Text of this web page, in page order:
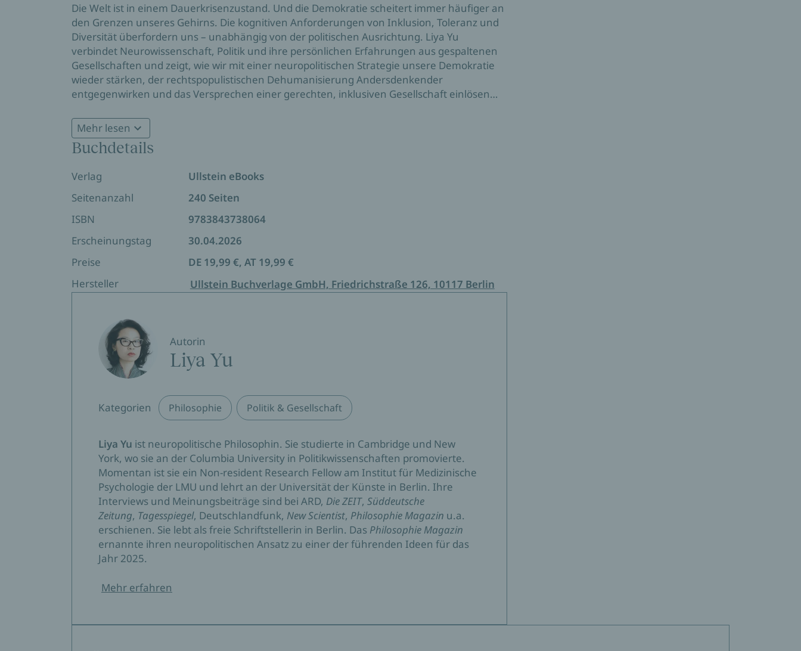
Die Welt ist in einem Dauerkrisenzustand. Und die Demokratie scheitert immer häufiger an
den Grenzen unseres Gehirns. Die kognitiven Anforderungen von Inklusion, Toleranz und
Diversität überfordern uns – unabhängig von der politischen Ausrichtung. Liya Yu
verbindet Neurowissenschaft, Politik und ihre persönlichen Erfahrungen aus gespaltenen
Gesellschaften und zeigt, wie wir mit einer neuropolitischen Strategie unsere Demokratie
wieder stärken, der rechtspopulistischen Dehumanisierung Andersdenkender
entgegenwirken und das Versprechen einer gerechten, inklusiven Gesellschaft einlösen
Mehr lesen
Buchdetails
Verlag
Ullstein eBooks
Seitenanzahl
240 Seiten
ISBN
9783843738064
Erscheinungstag
30.04.2026
Preise
DE 19,99 €, AT 19,99 €
Hersteller
Ullstein Buchverlage GmbH, Friedrichstraße 126, 10117 Berlin
Autorin
Liya Yu
Kategorien Philosophie Politik & Gesellschaft
Liya Yu ist neuropolitische Philosophin. Sie studierte in Cambridge und New
York, wo sie an der Columbia University in Politikwissenschaften promovierte.
Momentan ist sie ein Non-resident Research Fellow am Institut für Medizinische
Psychologie der LMU und lehrt an der Universität der Künste in Berlin. Ihre
Interviews und Meinungsbeiträge sind bei ARD, Die ZEIT, Süddeutsche
Zeitung, Tagesspiegel, Deutschlandfunk, New Scientist, Philosophie Magazin u.a.
erschienen. Sie lebt als freie Schriftstellerin in Berlin. Das Philosophie Magazin
ernannte ihren neuropolitischen Ansatz zu einer der führenden Ideen für das
Jahr 2025.
Mehr erfahren